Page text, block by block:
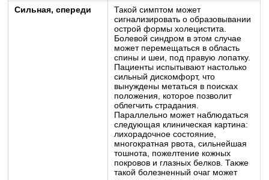
Сильная, спереди
Такой симптом может
сигнализировать о образовывании
острой формы холецистита.
Болевой синдром в этом случае
может перемещаться в область
спины и шеи, под правую лопатку.
Пациенты испытывают настолько
сильный дискомфорт, что
вынуждены метаться в поисках
положения, которое позволит
облегчить страдания.
Параллельно может наблюдаться
следующая клиническая картина:
лихорадочное состояние,
многократная рвота, сильнейшая
тошнота, пожелтение кожных
покровов и глазных белков. Также
такой болезненный очаг может